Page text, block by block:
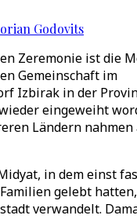
Godovits
Zeremonie ist die
Gemeinschaft im
Izbirak in der
eingeweiht
Ländern nahmen
in dem einst
gelebt
verwandelt.